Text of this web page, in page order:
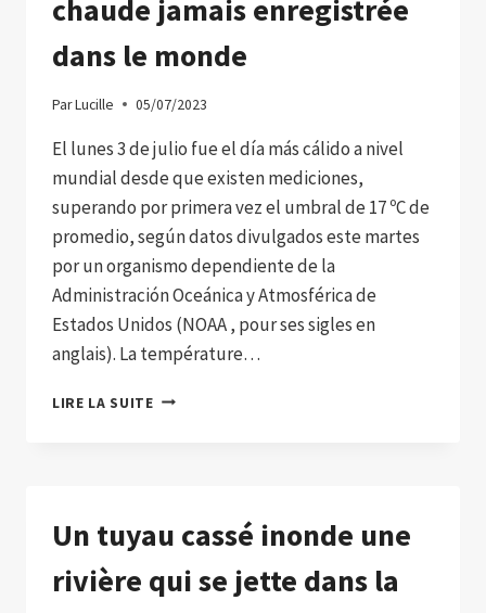
chaude jamais enregistrée
dans le monde
ParLucille 05/07/2023
El lunes 3 de julio fue el día más cálido a nivel
mundial desde que existen mediciones,
superando por primera vez el umbral de 17 ºC de
promedio, según datos divulgados este martes
por un organismo dependiente de la
Administración Oceánica y Atmosférica de
Estados Unidos (NOAA , pour ses sigles en
anglais). La température…
LIRE LA SUITECE
CHAUDE
ENREGISTRÉE
DANS
Un tuyau cassé inonde une
rivière qui se jette dans la